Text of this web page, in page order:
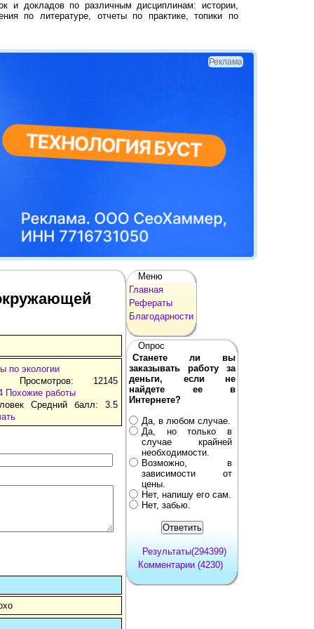
и докладов по различным дисциплинам: истории,
по литературе, отчеты по практике, топики по
Реклама
по экологии
Просмотров: 12145
Похожие работы
Средний балл: 3.5
Меню
Главная
Рефераты
Благодарности
Опрос
Станете ли вы
заказывать работу за
деньги, если не
найдете ее в
Интернете?
Да, в любом случае.
Да, но только в
случае крайней
необходимости.
Возможно, в
зависимости от
цены.
Нет, напишу его сам.
Нет, забью.
Результаты(294399)
Комментарии (4230)